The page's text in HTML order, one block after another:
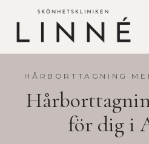
HÅRBORTTAGNING
för dig i